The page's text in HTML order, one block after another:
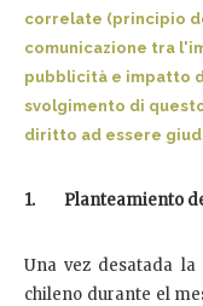
correlate (principio
comunicazione tra
pubblicità e impatto
svolgimento di
diritto ad essere
1. Planteamiento
Una vez desatada
chileno durante el